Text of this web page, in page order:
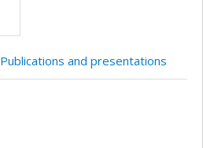
Publications and presentations